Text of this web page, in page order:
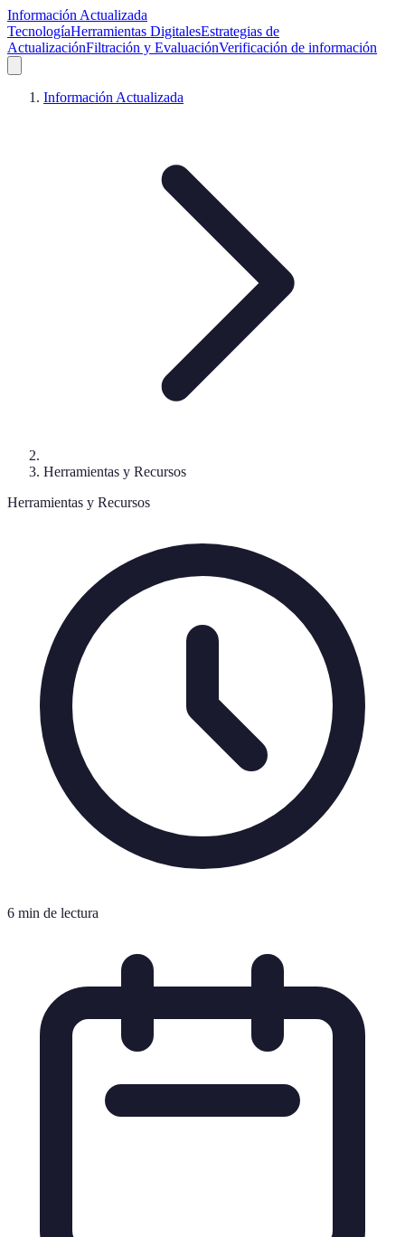
Información Actualizada
TecnologíaHerramientas DigitalesEstrategias de
ActualizaciónFiltración y EvaluaciónVerificación de información
Información Actualizada
Herramientas y Recursos
Herramientas y Recursos
6 min de lectura